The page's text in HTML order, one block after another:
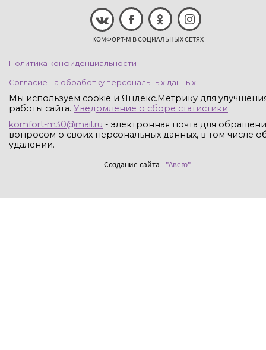
КОМФОРТ-М В СОЦИАЛЬНЫХ СЕТЯХ
Политика конфиденциальности
Согласие на обработку персональных данных
Мы используем cookie и Яндекс.Метрику для
работы сайта. Уведомление о сборе статистики
komfort-m30@mail.ru - электронная почта для
вопросом о своих персональных данных, в том числе
удалении.
Создание сайта - "Авего"